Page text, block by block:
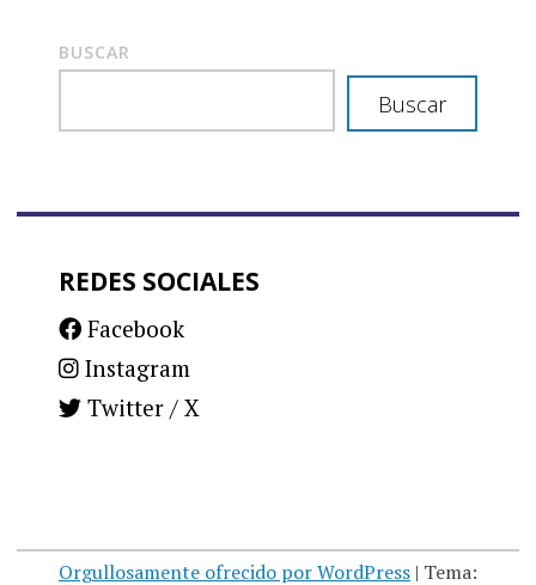
BUSCAR
Buscar
REDES SOCIALES
Facebook
Instagram
Twitter / X
Orgullosamente ofrecido por WordPress | Tema: